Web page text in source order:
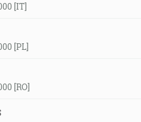
[IT]
[PL]
[RO]